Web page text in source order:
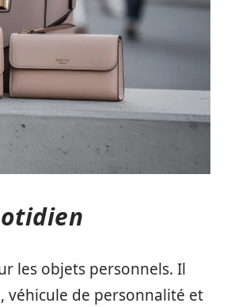
les objets personnels. Il
véhicule de personnalité et